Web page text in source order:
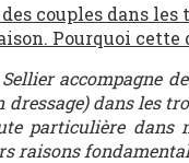
couples dans
Pourquoi
accompagne
dressage) dans les
particulière
raisons